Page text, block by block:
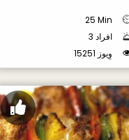
25 Min
3 افراد
15251 وِیوز